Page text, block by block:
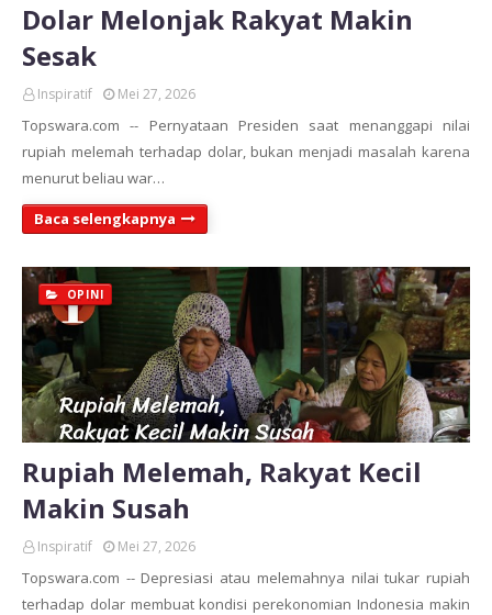
Dolar Melonjak Rakyat Makin
Sesak
Inspiratif Mei 27, 2026
Topswara.com -- Pernyataan Presiden saat menanggapi nilai
rupiah melemah terhadap dolar, bukan menjadi masalah karena
menurut beliau war…
Baca selengkapnya
OPINI
Rupiah Melemah, Rakyat Kecil
Makin Susah
Inspiratif Mei 27, 2026
Topswara.com -- Depresiasi atau melemahnya nilai tukar rupiah
terhadap dolar membuat kondisi perekonomian Indonesia makin